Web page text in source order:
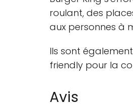
roulant, des
aux personnes à
Ils sont
friendly pour la
Avis